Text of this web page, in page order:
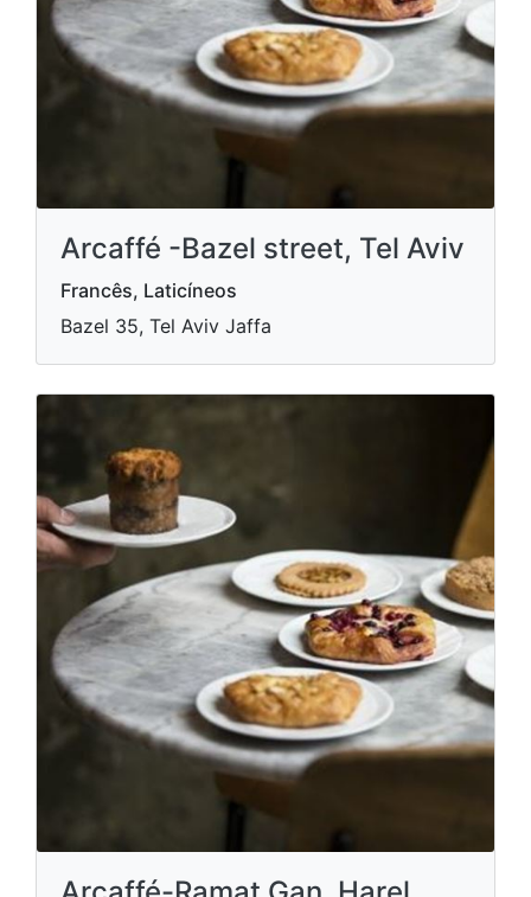
Arcaffé -Bazel street, Tel Aviv
Francês, Laticíneos
Bazel 35, Tel Aviv Jaffa